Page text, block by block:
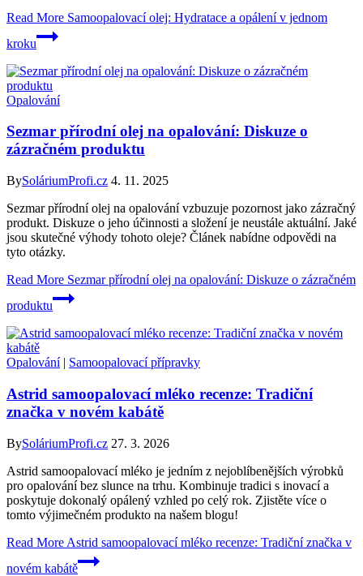
Read More Samoopalovací olej: Hydratace a opálení v jednom
kroku
Opalování
Sezmar přírodní olej na opalování: Diskuze o
zázračném produktu
BySoláriumProfi.cz 4. 11. 2025
Sezmar přírodní olej na opalování vzbuzuje pozornost jako zázračný
produkt. Diskuze o jeho účinnosti a složení je neustále aktuální. Jaké
jsou skutečné výhody tohoto oleje? Článek nabídne odpovědi na
tyto otázky.
Read More Sezmar přírodní olej na opalování: Diskuze o zázračném
produktu
Opalování| Samoopalovací přípravky
Astrid samoopalovací mléko recenze: Tradiční
značka v novém kabátě
BySoláriumProfi.cz 27. 3. 2026
Astrid samoopalovací mléko je jedním z nejoblíbenějších výrobků
pro opalování bez slunce na trhu. Kombinuje tradici s inovací a
poskytuje dokonalý opálený vzhled po celý rok. Zjistěte více o
tomto výjimečném produkto na našem blogu!
Read More Astrid samoopalovací mléko recenze: Tradiční značka v
novém kabátě